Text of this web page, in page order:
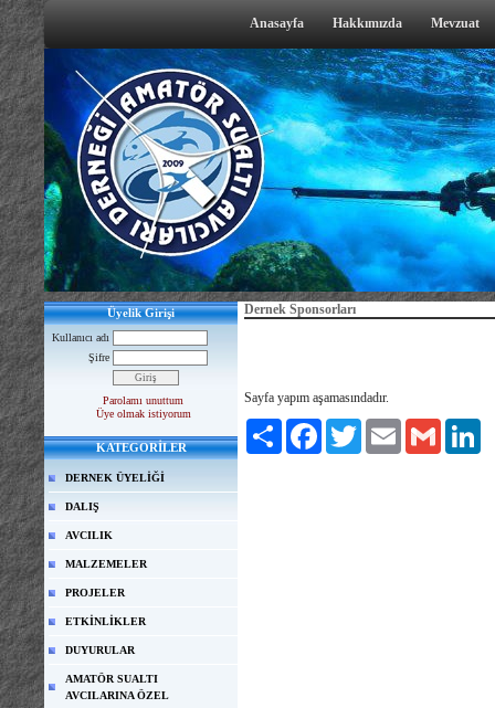
Anasayfa Hakkımızda Mevzuat
Üyelik Girişi
Kullanıcı adı
Şifre
Parolamı unuttum
Üye olmak istiyorum
KATEGORİLER
DERNEK ÜYELİĞİ
DALIŞ
AVCILIK
MALZEMELER
PROJELER
ETKİNLİKLER
DUYURULAR
AMATÖR SUALTI
AVCILARINA ÖZEL
Dernek Sponsorları
Sayfa yapım aşamasındadır.
Paylaş
FacebookTwitter Email Gmail